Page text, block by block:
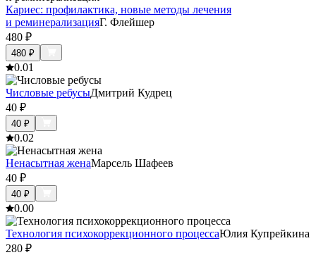
Кариес: профилактика, новые методы лечения
и реминерализацияГ. Флейшер
480 ₽
480 ₽
0.01
Числовые ребусыДмитрий Кудрец
40 ₽
40 ₽
0.02
Ненасытная женаМарсель Шафеев
40 ₽
40 ₽
0.00
Технология психокоррекционного процессаЮлия Купрейкина
280 ₽